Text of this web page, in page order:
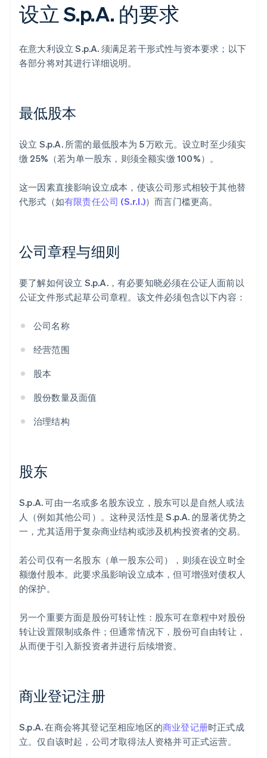
设立 S.p.A. 的要求
在意大利设立 S.p.A. 须满足若干形式性与资本要求；以下
各部分将对其进行详细说明。
最低股本
设立 S.p.A. 所需的最低股本为 5 万欧元。设立时至少须实
缴 25%（若为单一股东，则须全额实缴 100%）。
这一因素直接影响设立成本，使该公司形式相较于其他替
代形式（如有限责任公司 (S.r.l.)）而言门槛更高。
公司章程与细则
要了解如何设立 S.p.A.，有必要知晓必须在公证人面前以
公证文件形式起草公司章程。该文件必须包含以下内容：
公司名称
经营范围
股本
股份数量及面值
治理结构
股东
S.p.A. 可由一名或多名股东设立，股东可以是自然人或法
人（例如其他公司）。这种灵活性是 S.p.A. 的显著优势之
一，尤其适用于复杂商业结构或涉及机构投资者的交易。
若公司仅有一名股东（单一股东公司），则须在设立时全
额缴付股本。此要求虽影响设立成本，但可增强对债权人
的保护。
另一个重要方面是股份可转让性：股东可在章程中对股份
转让设置限制或条件；但通常情况下，股份可自由转让，
从而便于引入新投资者并进行后续增资。
商业登记注册
S.p.A. 在商会将其登记至相应地区的商业登记册时正式成
立。仅自该时起，公司才取得法人资格并可正式运营。